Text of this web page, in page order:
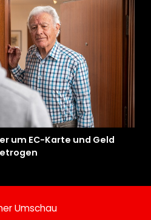
um EC-Karte und Geld
Umschau